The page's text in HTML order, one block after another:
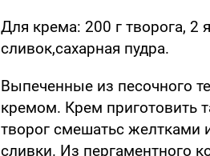
Для крема: 200 г творога, 2
сливок,сахарная пудра.
Выпеченные из песочного
кремом. Крем приготовить
творог смешатьс желтками
сливки. Из пергаментного